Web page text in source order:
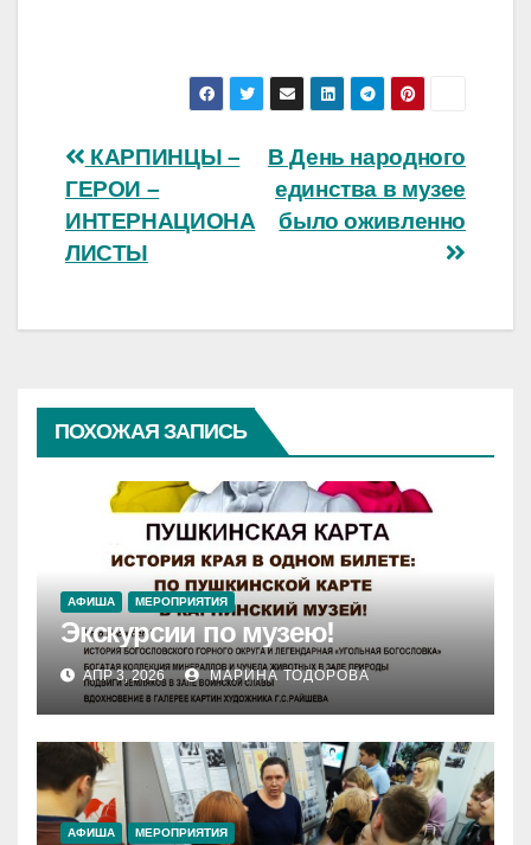
Навигация
по
записям
В День народного
единства в музее
было оживленно
КАРПИНЦЫ –
ГЕРОИ –
ИНТЕРНАЦИОНА
ЛИСТЫ
ПОХОЖАЯ ЗАПИСЬ
АФИША МЕРОПРИЯТИЯ
Экскурсии по музею!
АПР 3, 2026 МАРИНА ТОДОРОВА
АФИША МЕРОПРИЯТИЯ